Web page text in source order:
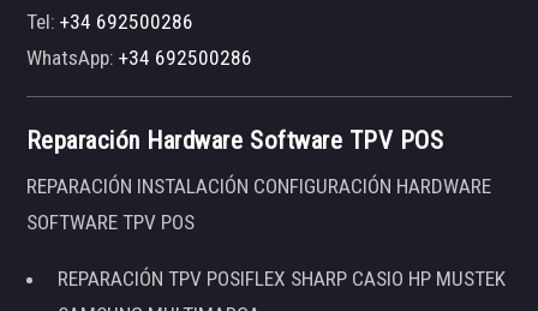
Tel:+34 692500286
WhatsApp:+34 692500286
Reparación Hardware Software TPV POS
REPARACIÓN INSTALACIÓN CONFIGURACIÓN HARDWARE
SOFTWARE TPV POS
REPARACIÓN TPV POSIFLEX SHARP CASIO HP MUSTEK